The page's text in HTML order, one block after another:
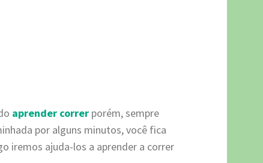
aprender correr porém, sempre
por alguns minutos, você fica
iremos ajuda-los a aprender a correr